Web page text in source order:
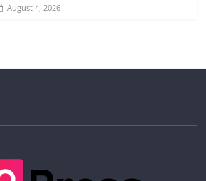
August 4, 2026